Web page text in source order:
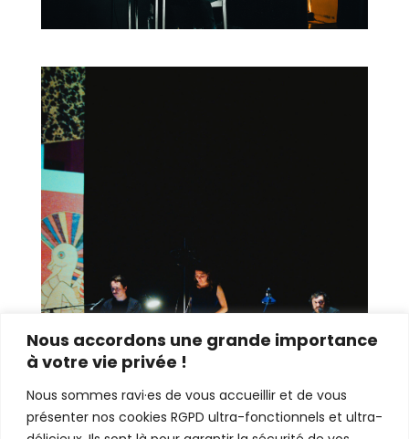
Nous accordons une grande importance
à votre vie privée !
Nous sommes ravi·es de vous accueillir et de vous
présenter nos cookies RGPD ultra-fonctionnels et ultra-